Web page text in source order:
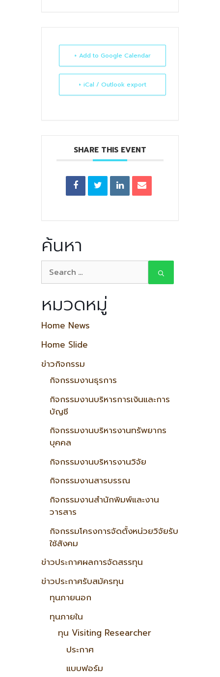
+ Add to Google Calendar
+ iCal / Outlook export
SHARE THIS EVENT
ค้นหา
หมวดหมู่
Home News
Home Slide
ข่าวกิจกรรม
กิจกรรมงานธุรการ
กิจกรรมงานบริหารการเงินและการ
บัญชี
กิจกรรมงานบริหารงานทรัพยากร
บุคคล
กิจกรรมงานบริหารงานวิจัย
กิจกรรมงานสารบรรณ
กิจกรรมงานสำนักพิมพ์และงาน
วารสาร
กิจกรรมโครงการจัดตั้งหน่วยวิจัยรับ
ใช้สังคม
ข่าวประกาศผลการจัดสรรทุน
ข่าวประกาศรับสมัครทุน
ทุนภายนอก
ทุนภายใน
ทุน Visiting Researcher
ประกาศ
แบบฟอร์ม